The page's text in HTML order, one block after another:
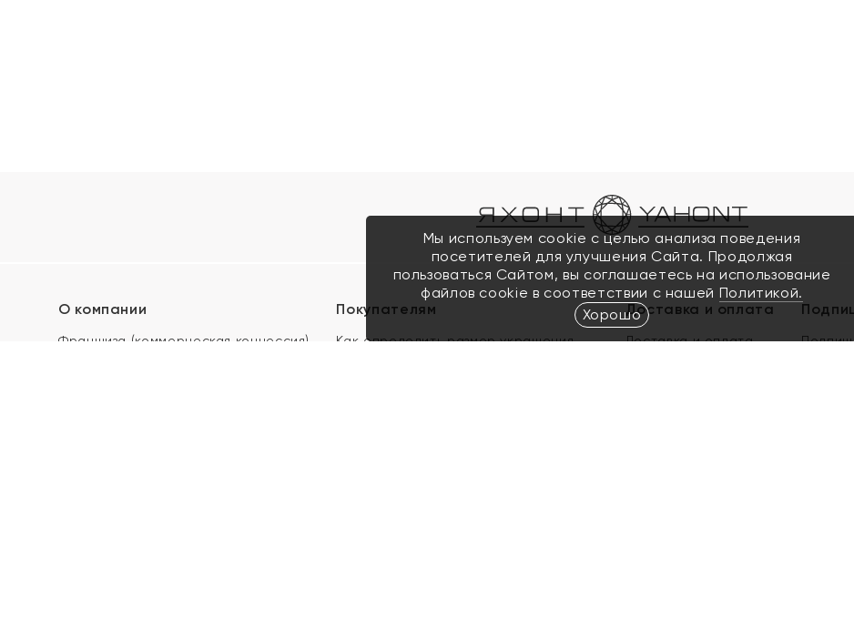
О компании
Франшиза (коммерческая концессия)
Покупателям
Как определить размер украшения
Доставка и оплата
Доставка и оплата
Мы используем cookie с целью анализа поведения
посетителей для улучшения Сайта. Продолжая
пользоваться Сайтом, вы соглашаетесь на использование
файлов cookie в соответствии с нашей Политикой.
Хорошо